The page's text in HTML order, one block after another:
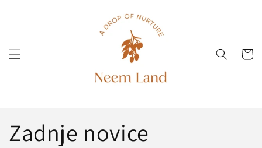
Voziček
Zadnje novice